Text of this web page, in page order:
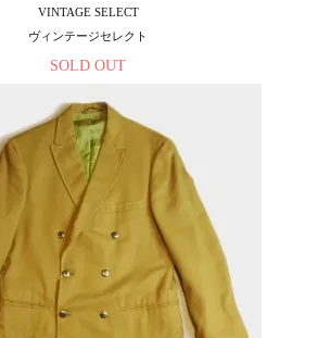
VINTAGE SELECT
ヴィンテージセレクト
SOLD OUT